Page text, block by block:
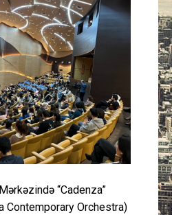
Mədəniyyət
Müsahibə
İdman
Layihə
Cəmiyyət
“Cadenza”
Contemporary Orchestra)